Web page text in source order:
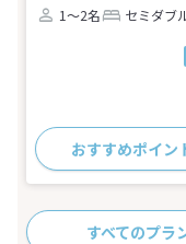
1～2名
セミダブ
おすすめポイン
すべてのプラ